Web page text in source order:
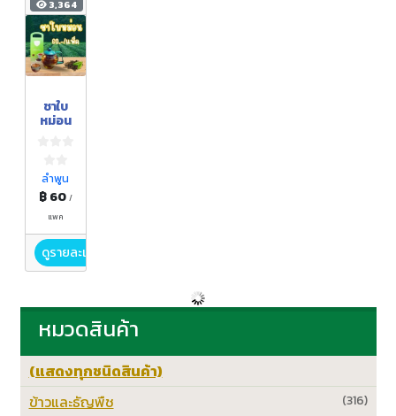
3,364
ชาใบ
หม่อน
ลำพูน
฿ 60 /
แพค
ดูรายละเอียด
หมวดสินค้า
(แสดงทุกชนิดสินค้า)
(316)
ข้าวและธัญพืช